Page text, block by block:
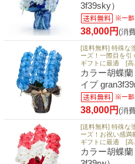
3f39sky）
38,000円 (消
[送料無料] 特殊な
ーズ！一際目を引
ギフトに最適 [高
カラー胡蝶
イプ
38,000円 (消
[送料無料] 特殊な
ーズ！お祝い感満
ギフトに最適 [高
カラー胡蝶